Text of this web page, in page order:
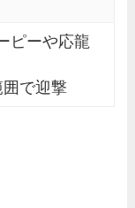
ピーや応龍
囲で迎撃